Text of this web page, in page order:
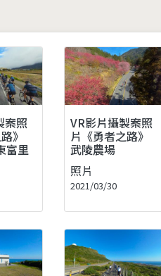
案照
》
富里
VR影片攝製案照
片《勇者之路》
武陵農場
照片
2021/03/30